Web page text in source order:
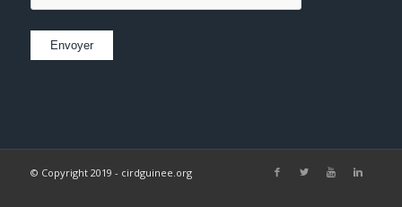
© Copyright 2019 - cirdguinee.org